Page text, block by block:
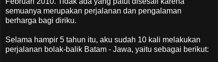
semuanya merupakan perjalanan dan pengalaman
berharga bagi diriku.
Selama hampir 5 tahun itu, aku sudah 10 kali melakukan
perjalanan bolak-balik Batam - Jawa, yaitu sebagai berikut: